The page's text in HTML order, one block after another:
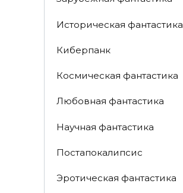
Историческая фантастика
Киберпанк
Космическая фантастика
Любовная фантастика
Научная фантастика
Постапокалипсис
Эротическая фантастика